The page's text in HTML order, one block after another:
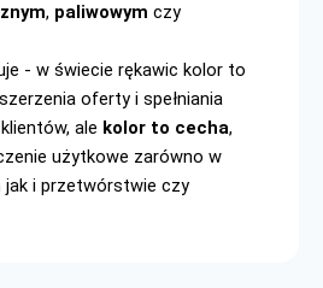
, paliwowym
- w świecie rękawic kolor to
oferty i spełniania
ale kolor to cecha,
użytkowe zarówno w
jak i przetwórstwie czy